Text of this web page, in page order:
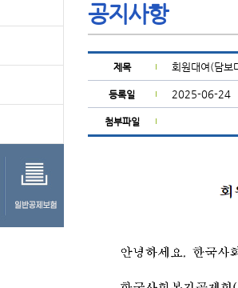
공지사항
제목 회원대여(담보
등록일 2025-06-24
첨부파일